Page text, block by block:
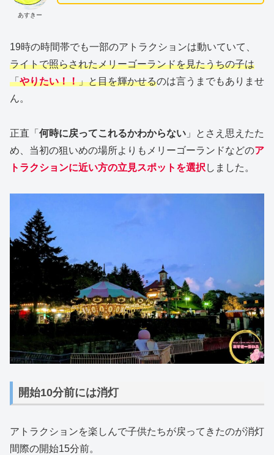
あすきー
19時の時間帯でも一部のアトラクションは動いていて、
ライトで照らされたメリーゴーランドを見たうちの子は
「やりたい！！」と目を輝かせるのは言うまでもありませ
ん。
正直「 何時に戻ってこれるかわからない 」とさえ思えたた
め、当初の狙いめの場所よりもメリーゴーランドなどのア
トラクションに近い方の立見スポットを選択 しました。
開始10分前には消灯
アトラクションを楽しんで子供たちが戻ってきたのが消灯
間際の開始15分前。